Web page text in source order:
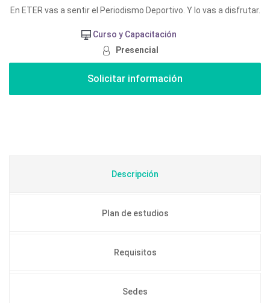
En ETER vas a sentir el Periodismo Deportivo. Y lo vas a disfrutar.
Curso y Capacitación
Presencial
Descripción
Plan de estudios
Requisitos
Sedes